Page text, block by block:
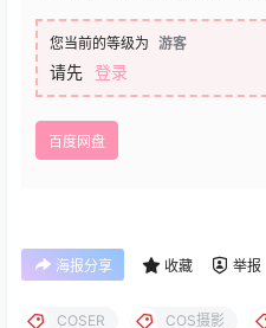
您当前的等级为 游客
请先 登录
百度网盘
海报分享 收藏 举报
COSER COS摄影